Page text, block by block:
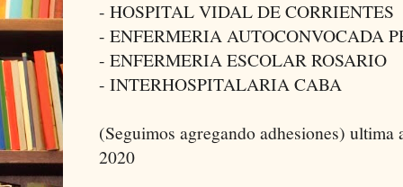
- HOSPITAL VIDAL DE CORRIENTES
- ENFERMERIA AUTOCONVOCADA
- ENFERMERIA ESCOLAR ROSARIO
- INTERHOSPITALARIA CABA
(Seguimos agregando adhesiones)
2020